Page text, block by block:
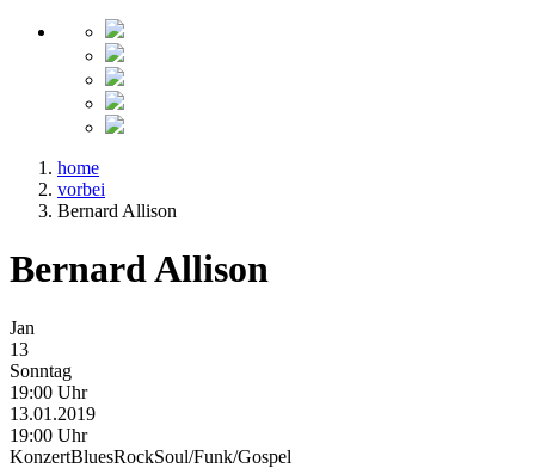
home
vorbei
Bernard Allison
Bernard Allison
Jan
13
Sonntag
19:00 Uhr
13.01.2019
19:00 Uhr
KonzertBluesRockSoul/Funk/Gospel